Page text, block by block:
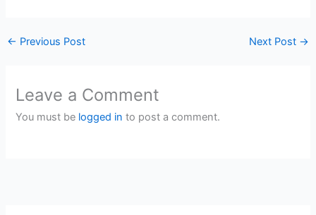
← Previous Post Next Post →
Leave a Comment
You must be logged in to post a comment.